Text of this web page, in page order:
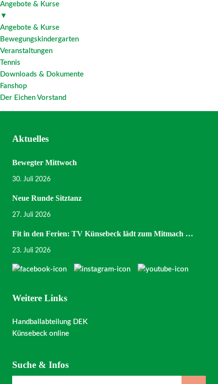
Angebote & Kurse
▼
Angebote & Kurse
Bewegungskindergarten
Veranstaltungen
Tennis
Downloads & Dokumente
Fanshop
Der Eichen Vorstand
Aktuelles
Bewegter Mittwoch
30. Juli 2026
Neue Runde Sitztanz
27. Juli 2026
Fit in den Ferien: TV Künsebeck lädt zum Mitmach …
23. Juli 2026
Weitere Links
Handballabteilung DEK
Künsebeck online
Suche & Infos